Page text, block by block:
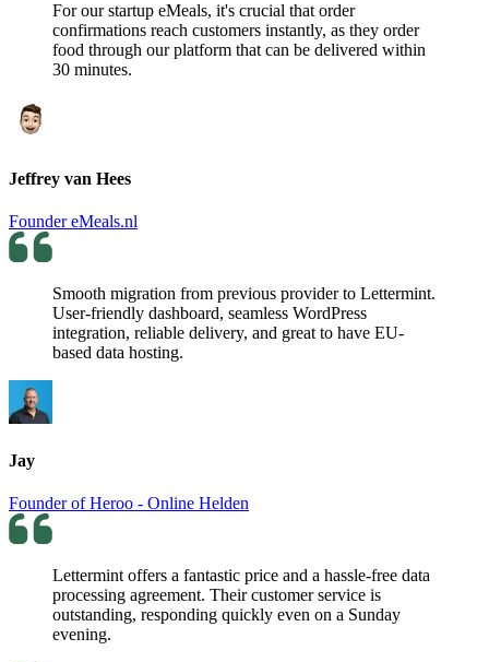
For our startup eMeals, it's crucial that order
confirmations reach customers instantly, as they order
food through our platform that can be delivered within
30 minutes.
Jeffrey van Hees
Founder eMeals.nl
Smooth migration from previous provider to Lettermint.
User-friendly dashboard, seamless WordPress
integration, reliable delivery, and great to have EU-
based data hosting.
Jay
Founder of Heroo - Online Helden
Lettermint offers a fantastic price and a hassle-free data
processing agreement. Their customer service is
outstanding, responding quickly even on a Sunday
evening.